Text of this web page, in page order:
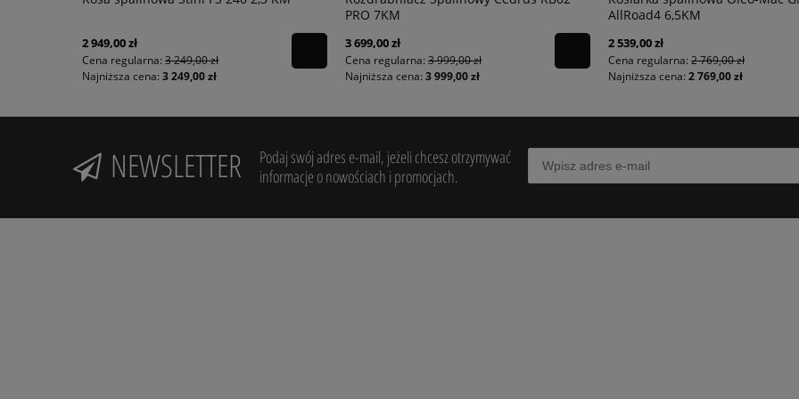
2 949,00 zł
Cena regularna: 3 249,00 zł
Najniższa cena: 3 249,00 zł
PRO 7KM
3 699,00 zł
Cena regularna: 3 999,00 zł
Najniższa cena: 3 999,00 zł
AllRoad4 6,5KM
2 539,00 zł
Cena regularna: 2 769,00 zł
Najniższa cena: 2 769,00 zł
NEWSLETTER
Podaj swój adres e-mail, jeżeli chcesz otrzymywać
informacje o nowościach i promocjach.